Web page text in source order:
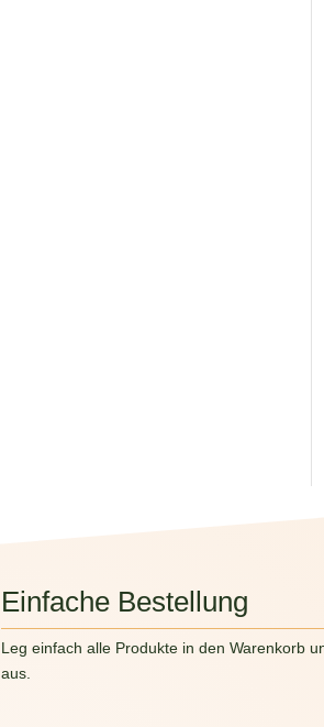
Einfache Bestellung
Leg einfach alle Produkte in den Warenkorb
aus.